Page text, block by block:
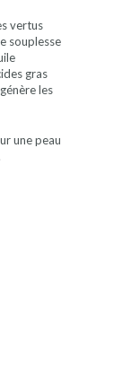
vertus
souplesse
gras
les
une peau